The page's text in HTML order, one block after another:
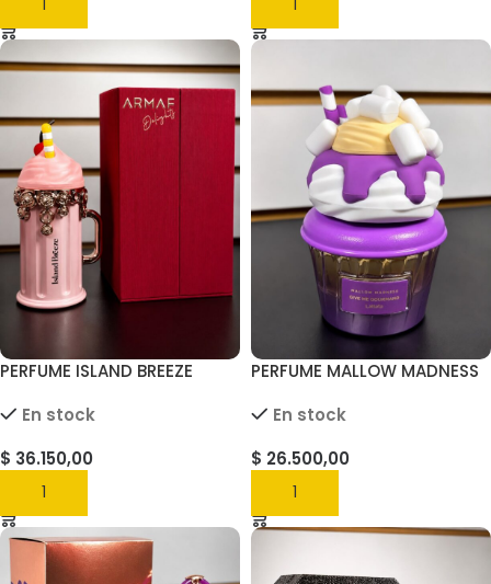
AGREGAR AGREGAR
PERFUME ISLAND BREEZE
En stock
$ 36.150,00
AGREGAR
PERFUME MALLOW MADNESS
LATTAFFA 75ML
En stock
$ 26.500,00
AGREGAR